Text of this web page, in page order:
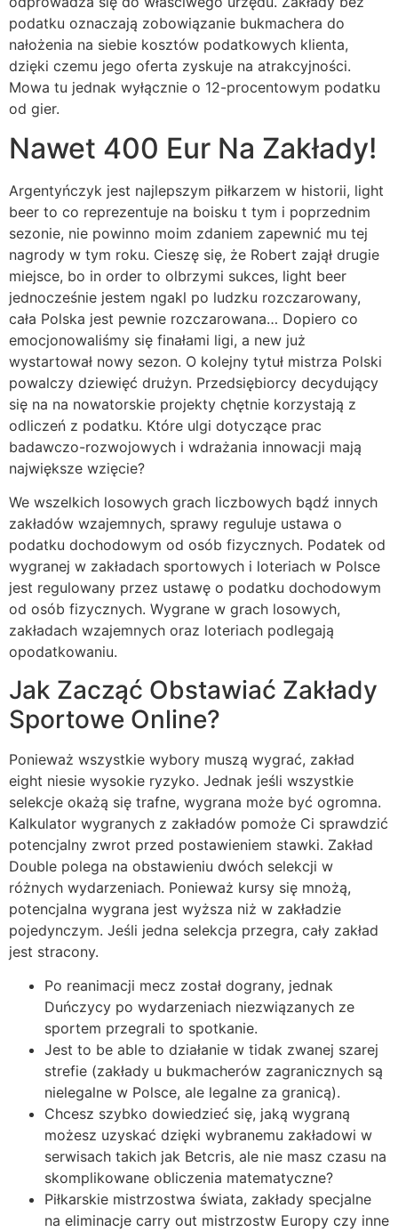
podatku oznaczają zobowiązanie bukmachera do
nałożenia na siebie kosztów podatkowych klienta,
dzięki czemu jego oferta zyskuje na atrakcyjności.
Mowa tu jednak wyłącznie o 12-procentowym podatku
od gier.
Nawet 400 Eur Na Zakłady!
Argentyńczyk jest najlepszym piłkarzem w historii, light
beer to co reprezentuje na boisku t tym i poprzednim
sezonie, nie powinno moim zdaniem zapewnić mu tej
nagrody w tym roku. Cieszę się, że Robert zajął drugie
miejsce, bo in order to olbrzymi sukces, light beer
jednocześnie jestem ngakl po ludzku rozczarowany,
cała Polska jest pewnie rozczarowana… Dopiero co
emocjonowaliśmy się finałami ligi, a new już
wystartował nowy sezon. O kolejny tytuł mistrza Polski
powalczy dziewięć drużyn. Przedsiębiorcy decydujący
się na na nowatorskie projekty chętnie korzystają z
odliczeń z podatku. Które ulgi dotyczące prac
badawczo-rozwojowych i wdrażania innowacji mają
największe wzięcie?
We wszelkich losowych grach liczbowych bądź innych
zakładów wzajemnych, sprawy reguluje ustawa o
podatku dochodowym od osób fizycznych. Podatek od
wygranej w zakładach sportowych i loteriach w Polsce
jest regulowany przez ustawę o podatku dochodowym
od osób fizycznych. Wygrane w grach losowych,
zakładach wzajemnych oraz loteriach podlegają
opodatkowaniu.
Jak Zacząć Obstawiać Zakłady
Sportowe Online?
Ponieważ wszystkie wybory muszą wygrać, zakład
eight niesie wysokie ryzyko. Jednak jeśli wszystkie
selekcje okażą się trafne, wygrana może być ogromna.
Kalkulator wygranych z zakładów pomoże Ci sprawdzić
potencjalny zwrot przed postawieniem stawki. Zakład
Double polega na obstawieniu dwóch selekcji w
różnych wydarzeniach. Ponieważ kursy się mnożą,
potencjalna wygrana jest wyższa niż w zakładzie
pojedynczym. Jeśli jedna selekcja przegra, cały zakład
jest stracony.
Po reanimacji mecz został dograny, jednak
Duńczycy po wydarzeniach niezwiązanych ze
sportem przegrali to spotkanie.
Jest to be able to działanie w tidak zwanej szarej
strefie (zakłady u bukmacherów zagranicznych są
nielegalne w Polsce, ale legalne za granicą).
Chcesz szybko dowiedzieć się, jaką wygraną
możesz uzyskać dzięki wybranemu zakładowi w
serwisach takich jak Betcris, ale nie masz czasu na
skomplikowane obliczenia matematyczne?
Piłkarskie mistrzostwa świata, zakłady specjalne
na eliminacje carry out mistrzostw Europy czy inne